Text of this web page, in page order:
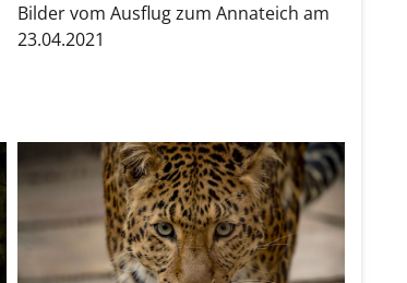
Bilder vom Ausflug zum Annateich am
23.04.2021